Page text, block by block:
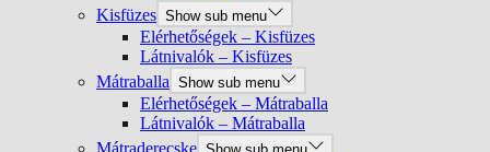
Kisfüzes Show sub menu
Elérhetőségek – Kisfüzes
Látnivalók – Kisfüzes
Mátraballa Show sub menu
Elérhetőségek – Mátraballa
Látnivalók – Mátraballa
Mátraderecske